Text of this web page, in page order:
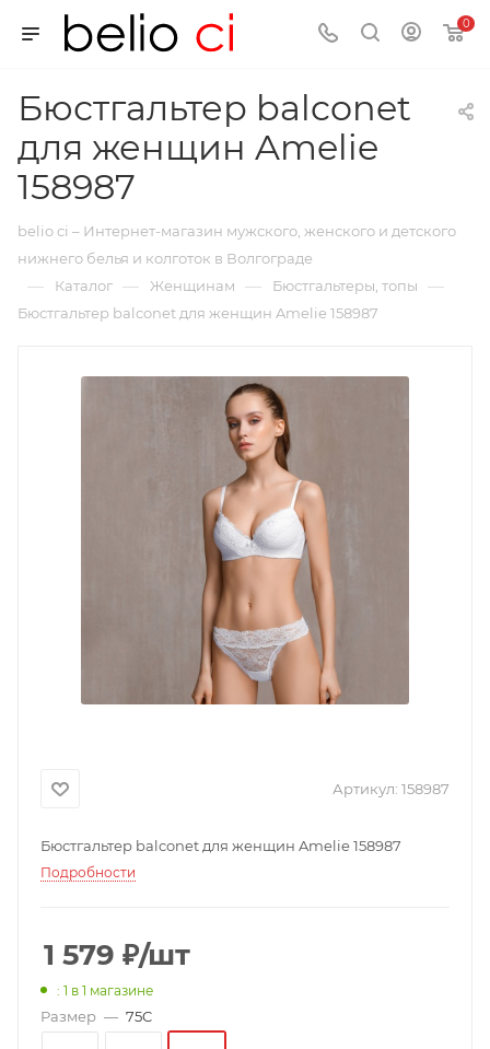
0
Бюстгальтер balconet
для женщин Amelie
158987
belio ci – Интернет-магазин мужского, женского и детского
нижнего белья и колготок в Волгограде
— Каталог — Женщинам — Бюстгальтеры, топы —
Бюстгальтер balconet для женщин Amelie 158987
Артикул: 158987
Бюстгальтер balconet для женщин Amelie 158987
Подробности
1 579 ₽/шт
: 1 в 1 магазине
Размер — 75C